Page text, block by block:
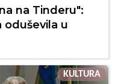
na Tinderu":
oduševila u
KULTURA